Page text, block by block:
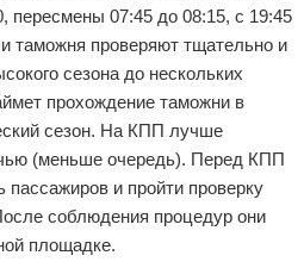
пересмены 07:45 до 08:15, с 19:45
таможня проверяют тщательно и
сезона до нескольких
прохождение таможни в
сезон. На КПП лучше
(меньше очередь). Перед КПП
пассажиров и пройти проверку
соблюдения процедур они
площадке.